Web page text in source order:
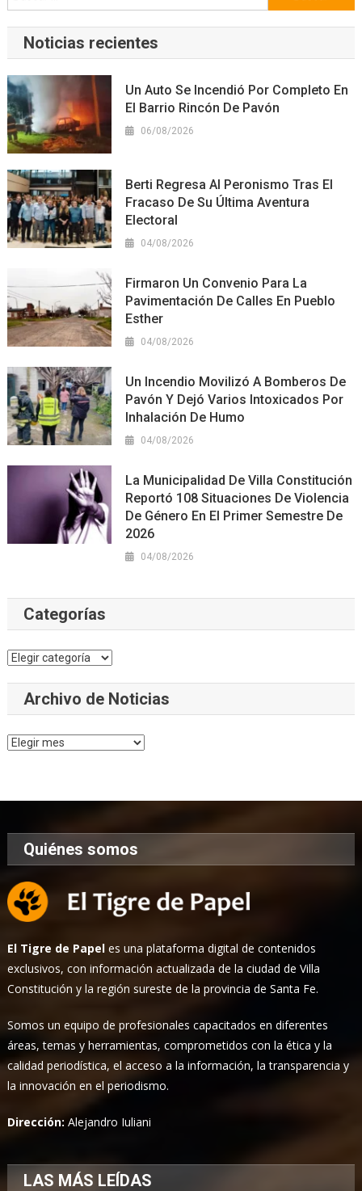
Noticias recientes
Un Auto Se Incendió Por Completo En
El Barrio Rincón De Pavón
06/08/2026
Berti Regresa Al Peronismo Tras El
Fracaso De Su Última Aventura
Electoral
04/08/2026
Firmaron Un Convenio Para La
Pavimentación De Calles En Pueblo
Esther
04/08/2026
Un Incendio Movilizó A Bomberos De
Pavón Y Dejó Varios Intoxicados Por
Inhalación De Humo
04/08/2026
La Municipalidad De Villa Constitución
Reportó 108 Situaciones De Violencia
De Género En El Primer Semestre De
2026
04/08/2026
Categorías
Categorías
Archivo de Noticias
Archivo
Quiénes somos
El Tigre de Papel es una plataforma digital de contenidos
exclusivos, con información actualizada de la ciudad de Villa
Constitución y la región sureste de la provincia de Santa Fe.
Somos un equipo de profesionales capacitados en diferentes
áreas, temas y herramientas, comprometidos con la ética y la
calidad periodística, el acceso a la información, la transparencia y
la innovación en el periodismo.
Dirección:Alejandro Iuliani
LAS MÁS LEÍDAS